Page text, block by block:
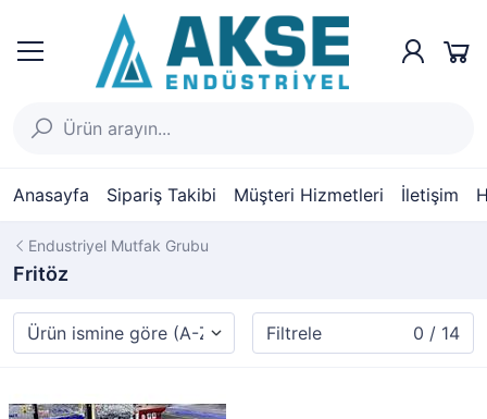
Anasayfa Sipariş Takibi Müşteri Hizmetleri İletişim
Endustriyel Mutfak Grubu
Fritöz
Filtrele 0 / 14